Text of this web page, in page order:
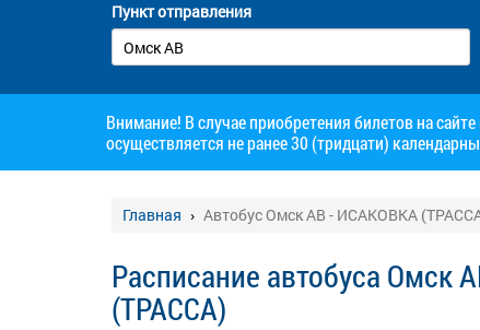
Пункт отправления
Внимание! В случае приобретения билетов на
осуществляется не ранее 30 (тридцати)
Главная Автобус Омск АВ - ИСАКОВКА
Расписание автобуса Омск
(ТРАССА)